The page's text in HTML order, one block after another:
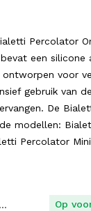
Percolator
een silicone
voor
gebruik van
De
modellen:
Percolator
Koffie Service Haaglanden Op